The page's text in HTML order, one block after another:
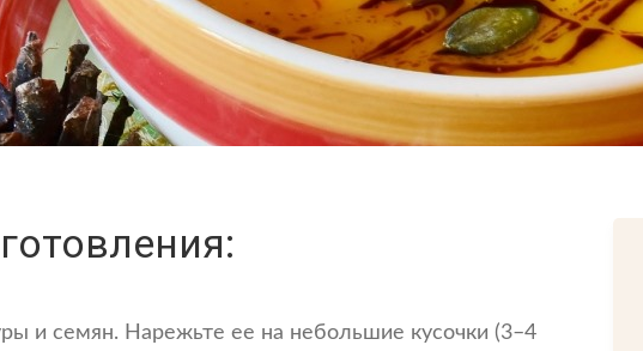
и семян. Нарежьте ее на небольшие кусочки (3–4